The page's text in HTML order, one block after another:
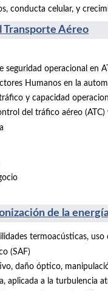
conducta celular, y
Transporte Aéreo
seguridad operacional en
Humanos en la
y capacidad
del tráfico aéreo
de la
termoacústicas,
(SAF)
daño óptico,
aplicada a la turbulencia